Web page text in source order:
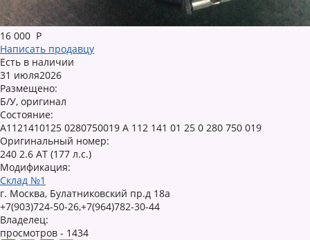
16 000 Р
Написать продавцу
Есть в наличии
31 июля2026
Размещено:
Б/У, оригинал
Состояние:
A1121410125 0280750019 A 112 141 01 25 0 280 750 019
Оригинальный номер:
240 2.6 AT (177 л.с.)
Модификация:
Склад №1
г. Москва, Булатниковский пр.д 18а
+7(903)724-50-26,+7(964)782-30-44
Владелец:
просмотров - 1434